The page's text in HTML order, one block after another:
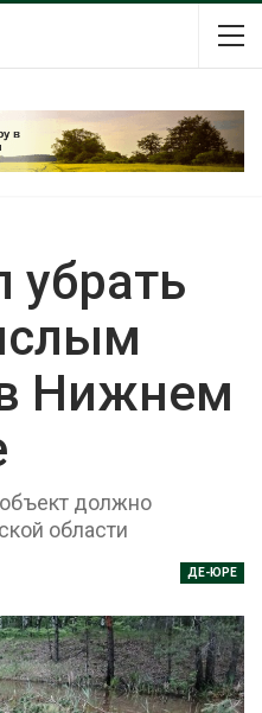
убрать
Нижнем
должно
области
ДЕ-ЮРЕ